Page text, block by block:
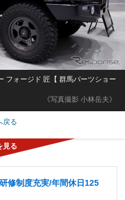
《写真撮影 小林岳夫》
フォージド 匠【 群馬パーツショー
戻る
修制度充実/年間休日125